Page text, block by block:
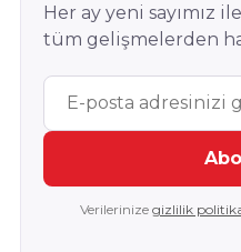
Her ay yeni sayımız
tüm gelişmelerden
Verilerinize gizlilik